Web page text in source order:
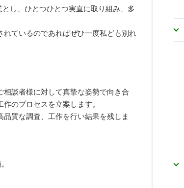
し、ひとつひとつ実直に取り組み、多
ているのであればぜひ一度私ども別れ
談者様に対して真摯な姿勢で向き合
のプロセスを立案します。
質な調査、工作を行い結果を残しま